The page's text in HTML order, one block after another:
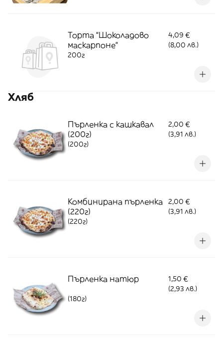
Торта “Шоколадово
маскарпоне“
4,09 €
(8,00 лв.)
200г
Хляб
Пърленка с кашкавал
(200г)
2,00 €
(3,91 лв.)
(200г)
Комбинирана пърленка
(220г)
2,00 €
(3,91 лв.)
(220г)
Пърленка натюр
1,50 €
(2,93 лв.)
(180г)